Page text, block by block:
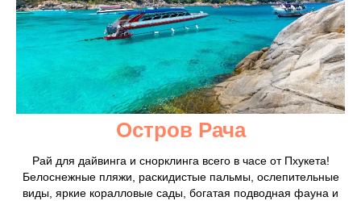
Остров Рача
Рай для дайвинга и снорклинга всего в часе от Пхукета!
Белоснежные пляжи, раскидистые пальмы, ослепительные
виды, яркие коралловые сады, богатая подводная фауна и